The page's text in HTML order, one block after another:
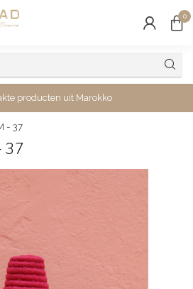
0
producten uit Marokko
- 37
37